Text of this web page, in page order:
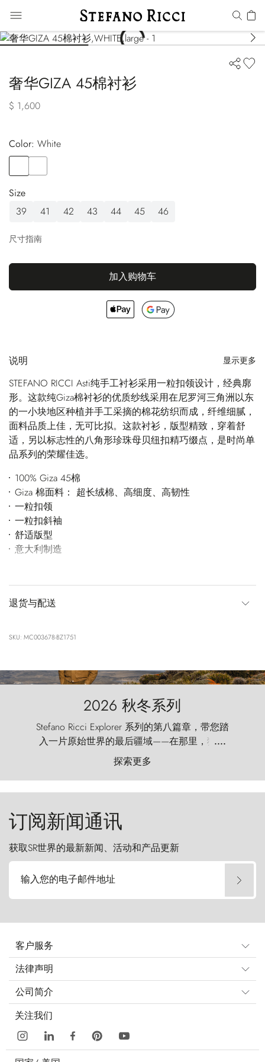
奢华GIZA 45棉衬衫
$ 1,600
Color:
white
Size
39
41 42 43 44 45 46
尺寸指南
加入购物车
说明 显示更多
STEFANO RICCI Asti纯手工衬衫采用一粒扣领设计，经典廓
形。这款纯Giza棉衬衫的优质纱线采用在尼罗河三角洲以东
的一小块地区种植并手工采摘的棉花纺织而成，纤维细腻，
面料品质上佳，无可比拟。这款衬衫，版型精致，穿着舒
适，另以标志性的八角形珍珠母贝纽扣精巧缀点，是时尚单
品系列的荣耀佳选。
100% Giza 45棉
Giza 棉面料： 超长绒棉、高细度、高韧性
一粒扣领
一粒扣斜袖
舒适版型
意大利制造
退货与配送
SKU: MC003678-BZ1751
2026 秋冬系列
Stefano Ricci Explorer 系列的第八篇章，带您踏
入一片原始世界的最后疆域——在那里，狂风
以远古的怒号雕琢着自然，而百内塔（Torres
del Paine）则宛如石砌的哨兵，傲然向苍穹发
起挑战。
....
探索更多
订阅新闻通讯
获取SR世界的最新新闻、活动和产品更新
输入您的电子邮件地址
客户服务
法律声明
公司简介
关注我们